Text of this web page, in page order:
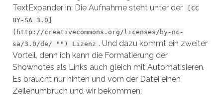
TextExpander in: Die Aufnahme steht unter der
[CC
BY-SA 3.0]
(http://creativecommons.org/licenses/by-nc-
sa/3.0/de/ "") Lizenz . Und dazu kommt ein zweiter
Vorteil, denn ich kann die Formatierung der
Shownotes als Links auch gleich mit Automatisieren.
Es braucht nur hinten und vorn der Datei einen
Zeilenumbruch und wir bekommen: